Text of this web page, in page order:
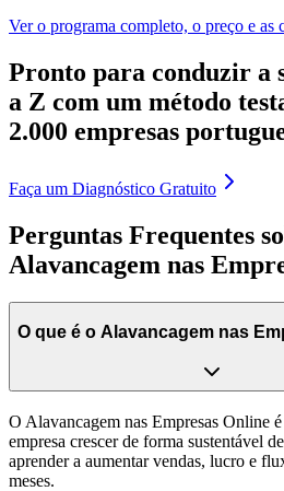
Ver o programa completo, o preço e as
Pronto para conduzir a
a Z com um método
2.000 empresas
Faça um Diagnóstico Gratuito
Perguntas Frequentes
Alavancagem nas
O que é o Alavancagem nas
O Alavancagem nas Empresas Online
empresa crescer de forma sustentável
aprender a aumentar vendas, lucro e
meses.